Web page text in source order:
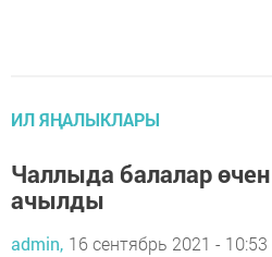
ИЛ ЯҢАЛЫКЛАРЫ
Чаллыда балалар
ачылды
admin, 16 сентябрь 2021 - 10:53